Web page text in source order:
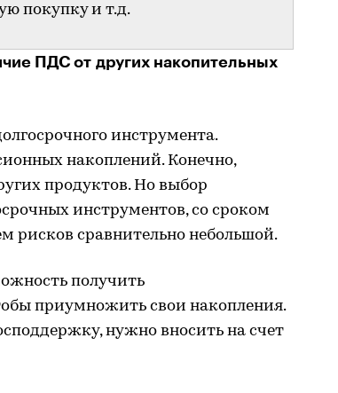
покупку и т.д.
ПДС от других накопительных
инструмента.
накоплений. Конечно,
продуктов. Но выбор
инструментов, со сроком
рисков сравнительно небольшой.
получить
приумножить свои накопления.
нужно вносить на счет